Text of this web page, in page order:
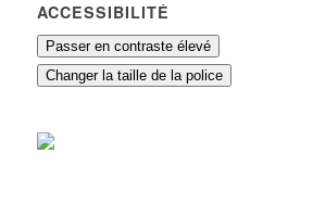
ACCESSIBILITÉ
Passer en contraste élevé
Changer la taille de la police